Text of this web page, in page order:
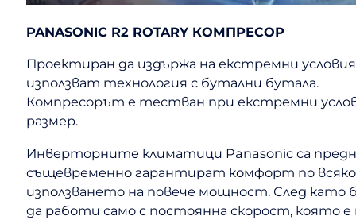
PANASONIC R2 ROTARY КОМПРЕСОР
Проектиран да издържа на екстремни
използват технология с бутални бутала.
Компресорът е тестван при екстремни
размер.
Инверторните климатици Panasonic са
същевременно гарантират комфорт по
използването на повече мощност. След като
да работи само с постоянна скорост, която